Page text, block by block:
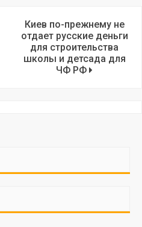
Киев по-прежнему не
отдает русские деньги
для строительства
школы и детсада для
ЧФ РФ